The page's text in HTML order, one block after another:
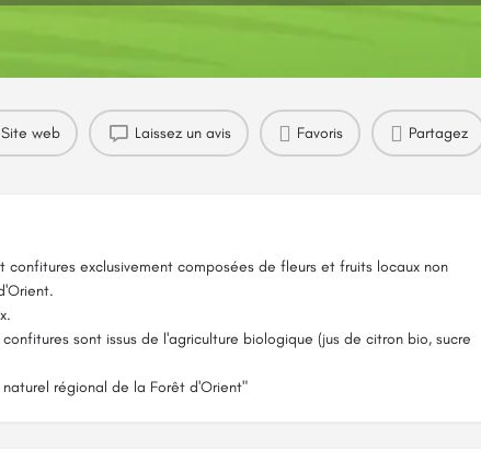
Site web Laissez un avis Favoris Partagez
confitures exclusivement composées de fleurs et fruits locaux non
sont issus de l'agriculture biologique (jus de citron bio, sucre
naturel régional de la Forêt d'Orient"